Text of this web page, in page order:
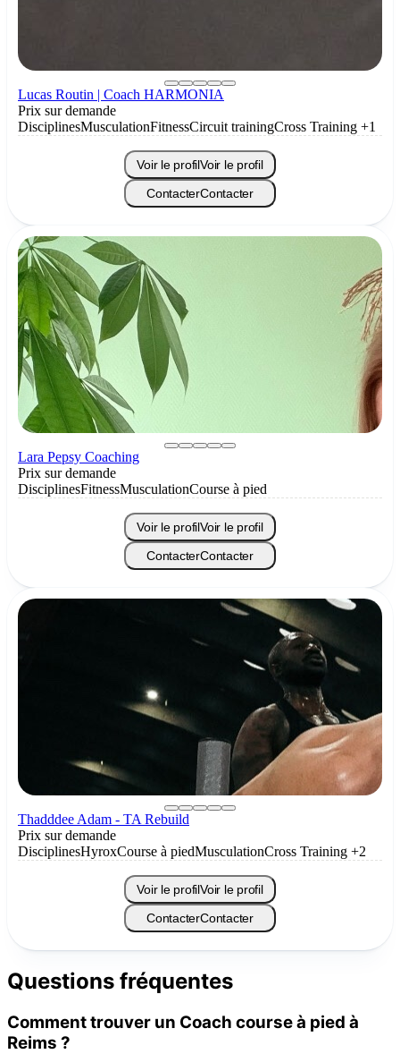
Lucas Routin | Coach HARMONIA
Prix sur demande
DisciplinesMusculationFitnessCircuit trainingCross Training +1
Voir le profilVoir le profil
ContacterContacter
Lara Pepsy Coaching
Prix sur demande
DisciplinesFitnessMusculationCourse à pied
Voir le profilVoir le profil
ContacterContacter
Thadddee Adam - TA Rebuild
Prix sur demande
DisciplinesHyroxCourse à piedMusculationCross Training +2
Voir le profilVoir le profil
ContacterContacter
Questions fréquentes
Comment trouver un Coach course à pied à
Reims ?